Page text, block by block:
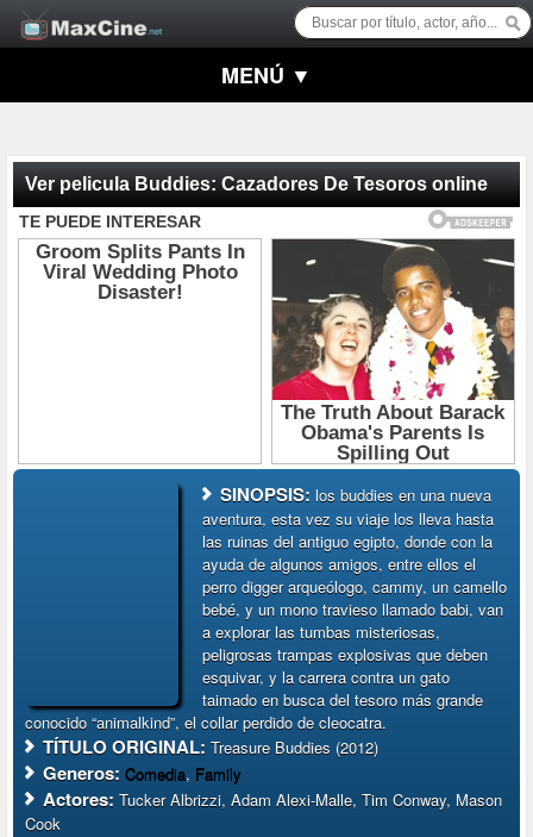
MENÚ ▼
Ver pelicula Buddies: Cazadores De Tesoros online
SINOPSIS:los buddies en una nueva
aventura, esta vez su viaje los lleva hasta
las ruinas del antiguo egipto, donde con la
ayuda de algunos amigos, entre ellos el
perro digger arqueólogo, cammy, un camello
bebé, y un mono travieso llamado babi, van
a explorar las tumbas misteriosas,
peligrosas trampas explosivas que deben
esquivar, y la carrera contra un gato
taimado en busca del tesoro más grande
conocido “animalkind”, el collar perdido de cleocatra.
TÍTULO ORIGINAL:Treasure Buddies (2012)
Generos:Comedia, Family
Actores:Tucker Albrizzi, Adam Alexi-Malle, Tim Conway, Mason
Cook